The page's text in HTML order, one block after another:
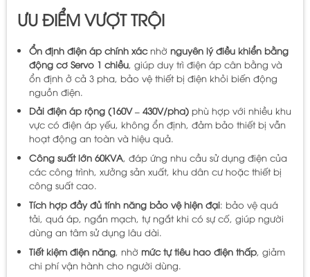
ƯU ĐIỂM VƯỢT TRỘI
Ổn định điện áp chính xácnhờ nguyên lý điều khiển bằng
động cơ Servo 1 chiều, giúp duy trì điện áp cân bằng và
ổn định ở cả 3 pha, bảo vệ thiết bị điện khỏi biến động
nguồn điện.
Dải điện áp rộng (160V – 430V/pha)phù hợp với nhiều khu
vực có điện áp yếu, không ổn định, đảm bảo thiết bị vẫn
hoạt động an toàn và hiệu quả.
Công suất lớn 60KVA, đáp ứng nhu cầu sử dụng điện của
các công trình, xưởng sản xuất, khu dân cư hoặc thiết bị
công suất cao.
Tích hợp đầy đủ tính năng bảo vệ hiện đại: bảo vệ quá
tải, quá áp, ngắn mạch, tự ngắt khi có sự cố, giúp người
dùng an tâm sử dụng lâu dài.
Tiết kiệm điện năng, nhờ mức tự tiêu hao điện thấp, giảm
chi phí vận hành cho người dùng.